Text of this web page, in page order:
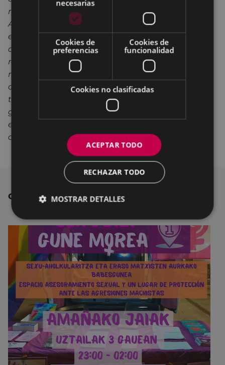
realizar su propia reserva en las instalaciones de
Andretxea de una manera más óptima. Además,
el nuevo microsite ofrece de una forma más
amplia, clara y sencilla toda aquella información
relativa a las charlas, eventos e, incluso, plazos de
matriculación para los distintos cursos que se
organizan. En este nuevo apartado web, además,
tanto la Mesa de la Mujer como los distintos
grupos y asociaciones de Eibar tendrán su propio
espacio y protagonismo con información
actualizada
constantemente”.
OTRAS NOTICIAS
necesarias
Cookies de
preferencias
Cookies de
funcionalidad
Cookies no clasificadas
ACEPTAR TODO
RECHAZAR TODO
MOSTRAR DETALLES